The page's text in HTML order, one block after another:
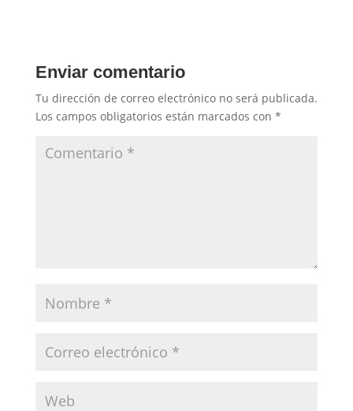
Enviar comentario
Tu dirección de correo electrónico no será publicada.
Los campos obligatorios están marcados con *